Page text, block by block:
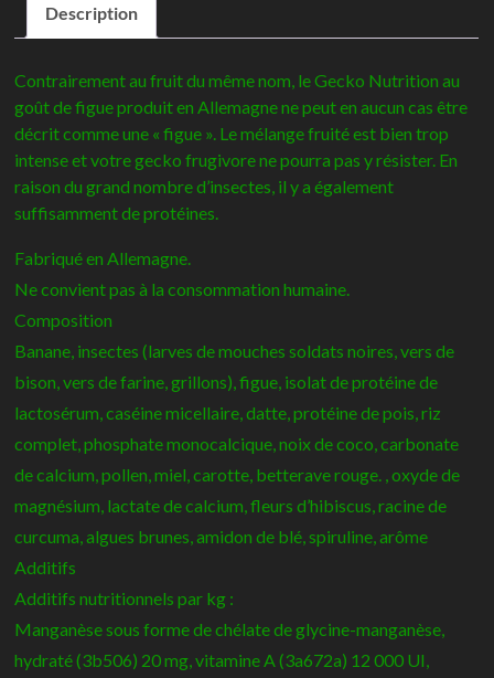
nutrition
Figue
Description
Contrairement au fruit du même nom, le Gecko Nutrition au
goût de figue produit en Allemagne ne peut en aucun cas être
décrit comme une « figue ». Le mélange fruité est bien trop
intense et votre gecko frugivore ne pourra pas y résister. En
raison du grand nombre d’insectes, il y a également
suffisamment de protéines.
Fabriqué en Allemagne.
Ne convient pas à la consommation humaine.
Composition
Banane, insectes (larves de mouches soldats noires, vers de
bison, vers de farine, grillons), figue, isolat de protéine de
lactosérum, caséine micellaire, datte, protéine de pois, riz
complet, phosphate monocalcique, noix de coco, carbonate
de calcium, pollen, miel, carotte, betterave rouge. , oxyde de
magnésium, lactate de calcium, fleurs d’hibiscus, racine de
curcuma, algues brunes, amidon de blé, spiruline, arôme
Additifs
Additifs nutritionnels par kg :
Manganèse sous forme de chélate de glycine-manganèse,
hydraté (3b506) 20 mg, vitamine A (3a672a) 12 000 UI,